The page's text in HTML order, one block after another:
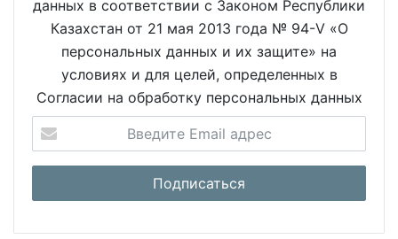
данных в соответствии с Законом Республики
Казахстан от 21 мая 2013 года № 94-V «О
персональных данных и их защите» на
условиях и для целей, определенных в
Согласии на обработку персональных данных